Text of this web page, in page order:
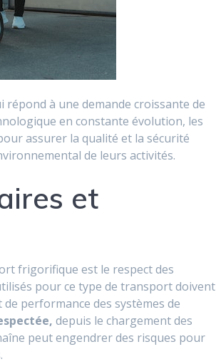
à une demande croissante de
en constante évolution, les
assurer la qualité et la sécurité
de leurs activités.
et
frigorifique est le respect des
pour ce type de transport doivent
performance des systèmes de
depuis le chargement des
peut engendrer des risques pour